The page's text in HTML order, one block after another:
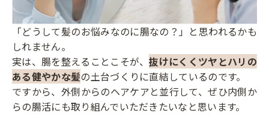
「どうして髪のお悩みなのに腸なの？」と思われるかも
しれません。
実は、腸を整えることこそが、抜けにくくツヤとハリの
ある健やかな髪の土台づくりに直結しているのです。
ですから、外側からのヘアケアと並行して、ぜひ内側か
らの腸活にも取り組んでいただきたいなと思います。